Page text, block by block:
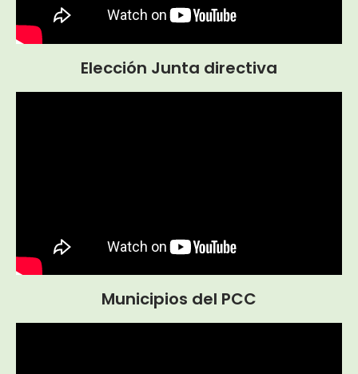
Elección Junta directiva
Municipios del PCC